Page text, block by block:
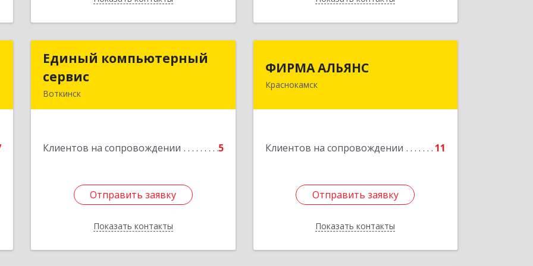
Единый компьютерный
сервис
Воткинск
Клиентов на сопровождении 5
Отправить заявку
Показать контакты
Единый компьютерный
Отправить заявку
Назад
ФИРМА АЛЬЯНС
Краснокамск
Клиентов на сопровождении 11
Отправить заявку
Показать контакты
Отправить заявку
Назад